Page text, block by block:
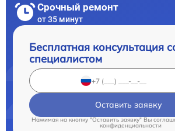
Срочный ремонт
от 35 минут
Бесплатная консультация
специалистом
Оставить заявку
Нажимая на кнопку "Оставить заявку" Вы
конфиденциальности